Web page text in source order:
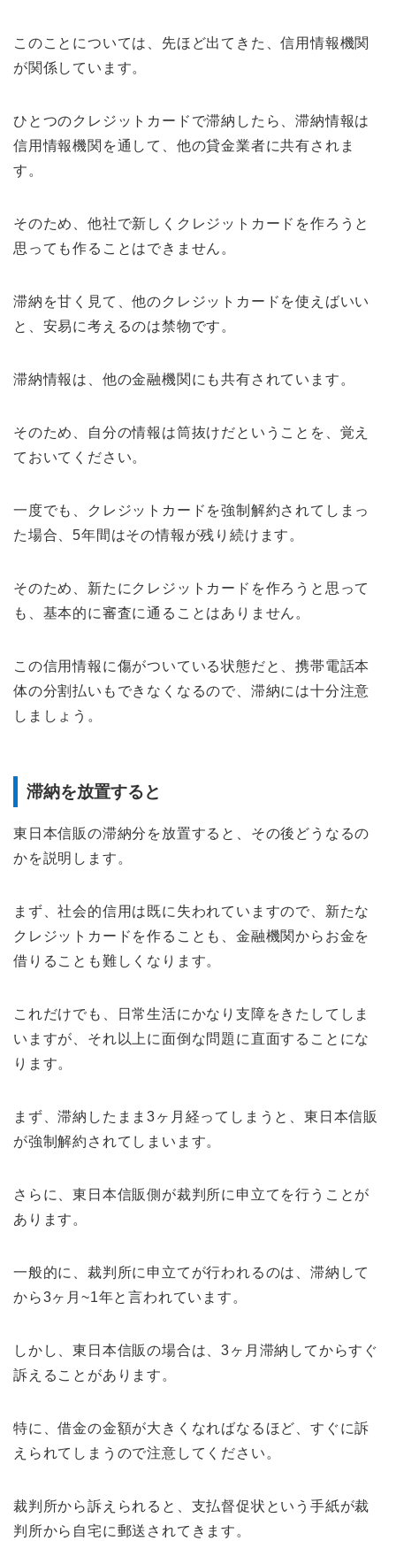
このことについては、先ほど出てきた、信用情報機関
が関係しています。
ひとつのクレジットカードで滞納したら、滞納情報は
信用情報機関を通して、他の貸金業者に共有されま
す。
そのため、他社で新しくクレジットカードを作ろうと
思っても作ることはできません。
滞納を甘く見て、他のクレジットカードを使えばいい
と、安易に考えるのは禁物です。
滞納情報は、他の金融機関にも共有されています。
そのため、自分の情報は筒抜けだということを、覚え
ておいてください。
一度でも、クレジットカードを強制解約されてしまっ
た場合、5年間はその情報が残り続けます。
そのため、新たにクレジットカードを作ろうと思って
も、基本的に審査に通ることはありません。
この信用情報に傷がついている状態だと、携帯電話本
体の分割払いもできなくなるので、滞納には十分注意
しましょう。
滞納を放置すると
東日本信販の滞納分を放置すると、その後どうなるの
かを説明します。
まず、社会的信用は既に失われていますので、新たな
クレジットカードを作ることも、金融機関からお金を
借りることも難しくなります。
これだけでも、日常生活にかなり支障をきたしてしま
いますが、それ以上に面倒な問題に直面することにな
ります。
まず、滞納したまま3ヶ月経ってしまうと、東日本信販
が強制解約されてしまいます。
さらに、東日本信販側が裁判所に申立てを行うことが
あります。
一般的に、裁判所に申立てが行われるのは、滞納して
から3ヶ月~1年と言われています。
しかし、東日本信販の場合は、3ヶ月滞納してからすぐ
訴えることがあります。
特に、借金の金額が大きくなればなるほど、すぐに訴
えられてしまうので注意してください。
裁判所から訴えられると、支払督促状という手紙が裁
判所から自宅に郵送されてきます。